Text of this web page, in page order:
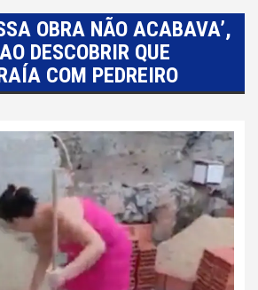
OBRA NÃO ACABAVA’,
DESCOBRIR QUE
COM PEDREIRO